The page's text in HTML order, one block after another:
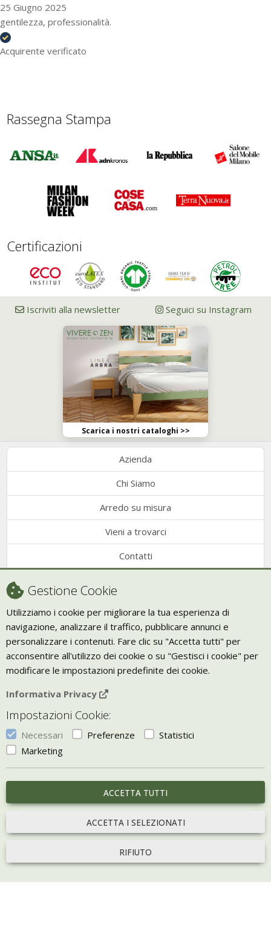
25 Giugno 2025
gentilezza, professionalità.
Acquirente verificato
Rassegna Stampa
Certificazioni
Iscriviti alla newsletter Seguici su Instagram
Scarica i nostri cataloghi >>
Azienda
Chi Siamo
Arredo su misura
Vieni a trovarci
Contatti
Trasporto
Giornale Bio
Bio Arredamento
Vivere Zen è un marchio di Uketis srls
p.iva IT06473130828
Gestisci i Cookie
portale sviluppato conBill e-commerce
Gestione Cookie
Utilizziamo i cookie per migliorare la tua esperienza di
navigazione, analizzare il traffico, pubblicare annunci e
personalizzare i contenuti. Fare clic su "Accetta tutti" per
acconsentire all'utilizzo dei cookie o su "Gestisci i cookie" per
modificare le impostazioni predefinite dei cookie.
Informativa Privacy
Impostazioni Cookie:
Necessari Preferenze
Statistici
Marketing
ACCETTA TUTTI
ACCETTA I SELEZIONATI
RIFIUTO